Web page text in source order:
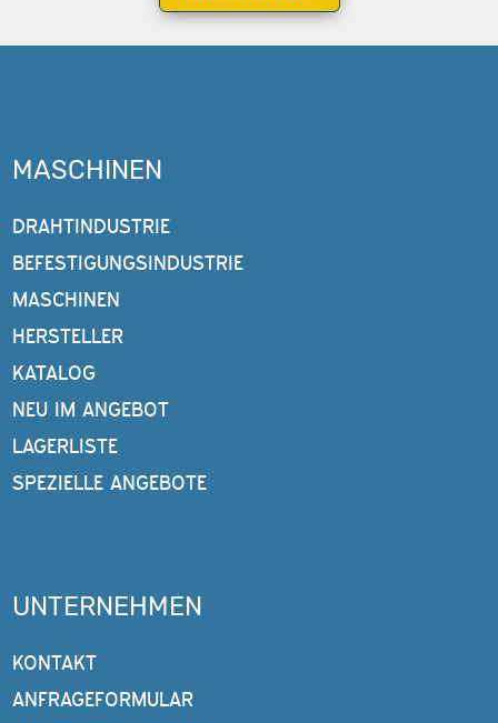
MASCHINEN
DRAHTINDUSTRIE
BEFESTIGUNGSINDUSTRIE
MASCHINEN
HERSTELLER
KATALOG
NEU IM ANGEBOT
LAGERLISTE
SPEZIELLE ANGEBOTE
UNTERNEHMEN
KONTAKT
ANFRAGEFORMULAR